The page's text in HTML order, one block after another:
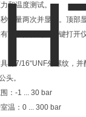
和温度测试。
测量两次并显示。顶部
有两个操作键。左键打开
具有7/16“UNF外螺纹，
头。
：-1 ... 30 bar
温：0 ... 300 bar